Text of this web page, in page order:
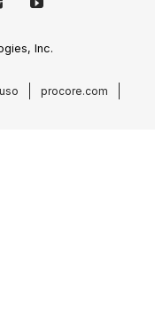
Inc.
procore.com